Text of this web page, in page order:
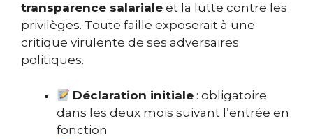
transparence salariale et la lutte contre les
privilèges. Toute faille exposerait à une
critique virulente de ses adversaires
politiques.
Déclaration initiale : obligatoire
dans les deux mois suivant l’entrée en
fonction